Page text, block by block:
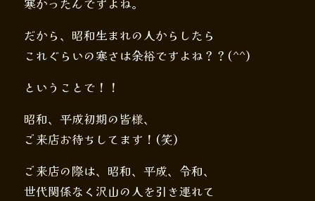
寒かったんですよね。
だから、昭和生まれの人からしたら
これぐらいの寒さは余裕ですよね？？(^^)
ということで！！
昭和、平成初期の皆様、
ご来店お待ちしてます！(笑)
ご来店の際は、昭和、平成、令和、
世代関係なく沢山の人を引き連れて